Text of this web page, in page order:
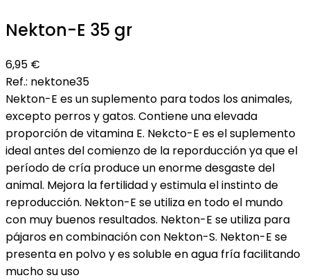
Nekton-E 35 gr
6,95 €
Ref.: nektone35
Nekton-E es un suplemento para todos los animales,
excepto perros y gatos. Contiene una elevada
proporción de vitamina E. Nekcto-E es el suplemento
ideal antes del comienzo de la reporducción ya que el
período de cría produce un enorme desgaste del
animal. Mejora la fertilidad y estimula el instinto de
reproducción. Nekton-E se utiliza en todo el mundo
con muy buenos resultados. Nekton-E se utiliza para
pájaros en combinación con Nekton-S. Nekton-E se
presenta en polvo y es soluble en agua fría facilitando
mucho su uso